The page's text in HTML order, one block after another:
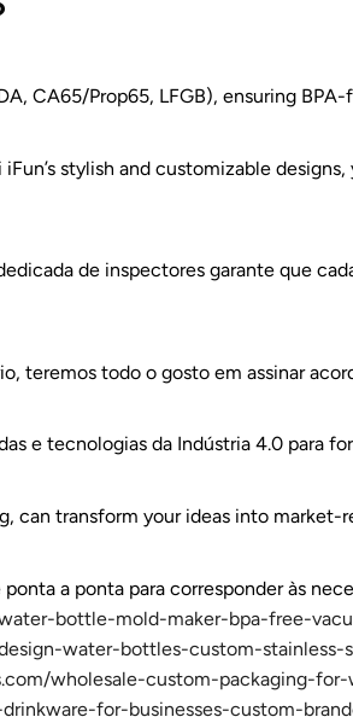
CA65/Prop65, LFGB), ensuring
stylish and customizable
de inspectores garante que
teremos todo o gosto em assinar
e tecnologias da Indústria 4.0 para
can transform your ideas into
a ponta para corresponder às
bottle-mold-maker-bpa-free-
water-bottles-custom-stainless-
wholesale-custom-packaging-
for-businesses-custom-